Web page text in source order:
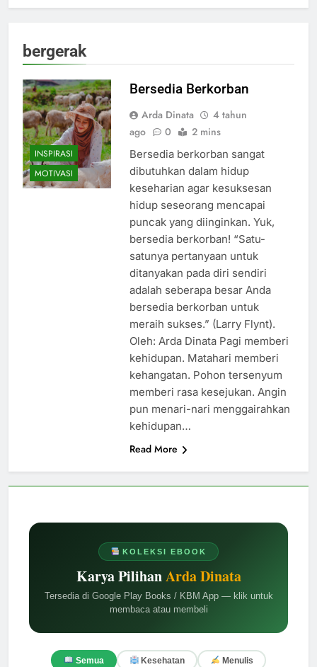
KOLEKSI EBOOK
Karya PilihanArda Dinata
Tersedia di Google Play Books / KBM App — klik untuk
membaca atau membeli
Semua Kesehatan Menulis
bergerak
INSPIRASI
MOTIVASI
Bersedia Berkorban
Arda Dinata
4 tahun
ago
0 2 mins
Bersedia berkorban sangat
dibutuhkan dalam hidup
keseharian agar kesuksesan
hidup seseorang mencapai
puncak yang diinginkan. Yuk,
bersedia berkorban! “Satu-
satunya pertanyaan untuk
ditanyakan pada diri sendiri
adalah seberapa besar Anda
bersedia berkorban untuk
meraih sukses.” (Larry Flynt).
Oleh: Arda Dinata Pagi memberi
kehidupan. Matahari memberi
kehangatan. Pohon tersenyum
memberi rasa kesejukan. Angin
pun menari-nari menggairahkan
kehidupan…
Read More